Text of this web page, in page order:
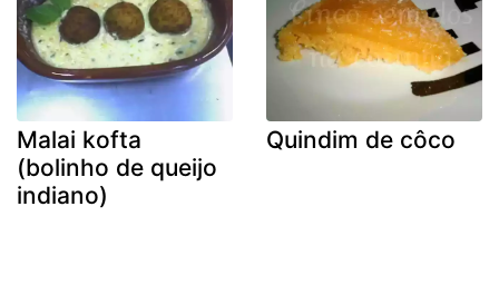
Malai kofta
(bolinho de queijo
indiano)
Quindim de côco